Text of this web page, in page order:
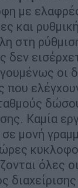
με
και
στη
δεν
οι
που
Καμία
σε μονή
όλες